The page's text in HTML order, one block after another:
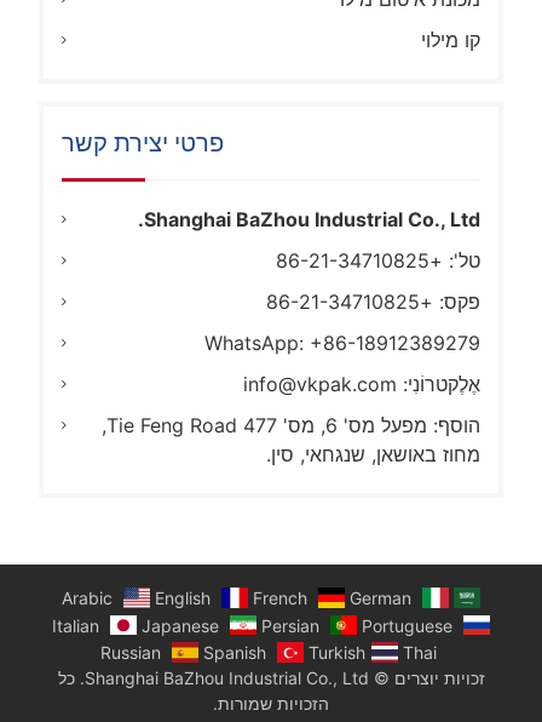
קו מילוי
פרטי יצירת קשר
Shanghai BaZhou Industrial Co., Ltd.
טל': +86-21-34710825
פקס: +86-21-34710825
WhatsApp: +86-18912389279
אֶלֶקטרוֹנִי: info@vkpak.com
הוסף: מפעל מס' 6, מס' 477 Tie Feng Road,
מחוז באושאן, שנגחאי, סין.
Arabic English French
German
Italian
Japanese Persian
Portuguese
Russian
Spanish Turkish
Thai
זכויות יוצרים © Shanghai BaZhou Industrial Co., Ltd. כל
הזכויות שמורות.